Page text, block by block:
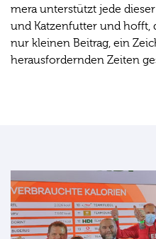
mera unterstützt jede
und Katzenfutter und hofft,
nur kleinen Beitrag, ein
herausfordernden Zeiten